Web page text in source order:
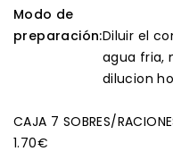
Modo de
preparación:Diluir el
agua fria,
dilucion
CAJA 7 SOBRES/
1.70€